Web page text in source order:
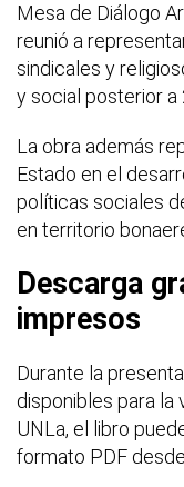
Mesa de Diálogo
reunió a
sindicales y
y social posterior a
La obra además
Estado en el
políticas sociales
en territorio
Descarga
impresos
Durante la
disponibles para la
UNLa, el libro
formato PDF